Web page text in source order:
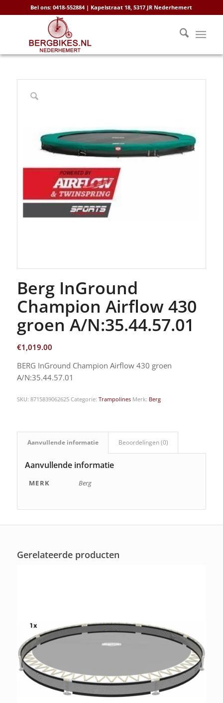
Bel ons: 0418-552884 | Kapelstraat 18, 5317 JR Nederhemert
Berg InGround
Champion Airflow 430
groen A/N:35.44.57.01
€1,019.00
BERG InGround Champion Airflow 430 groen
A/N:35.44.57.01
SKU: 8715839062625 Categorie: Trampolines Merk: Berg
Aanvullende informatie Beoordelingen (0)
Aanvullende informatie
MERK Berg
Gerelateerde producten